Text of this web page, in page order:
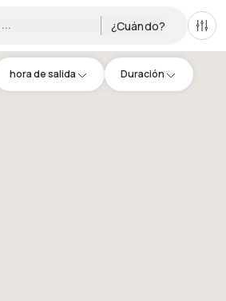
¿Cuándo?
hora de salida Duración